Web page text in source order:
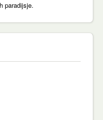
paradijsje.